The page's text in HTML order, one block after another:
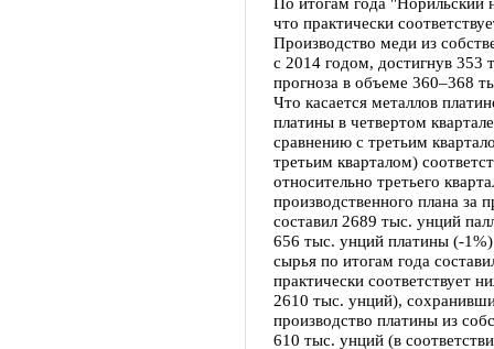
что практически
Производство меди из
с 2014 годом, достигнув
прогноза в объеме 360–368
Что касается металлов
платины в четвертом
сравнению с третьим
третьим кварталом)
относительно третьего
производственного плана
составил 2689 тыс. унций
656 тыс. унций платины (-
сырья по итогам года
практически соответствует
2610 тыс. унций),
производство платины из
610 тыс. унций (в